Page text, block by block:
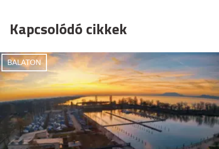
Kapcsolódó cikkek
BALATON